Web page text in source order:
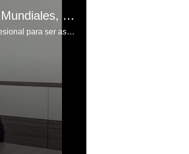
Miroslav Klose, goleador histórico de los Mundiales, firma su primer contrato como técnico
El ahora técnico Miroslav Klose firmó su primer contrato profesional para ser asistente de Hansi Flick en el Bayern Munich.